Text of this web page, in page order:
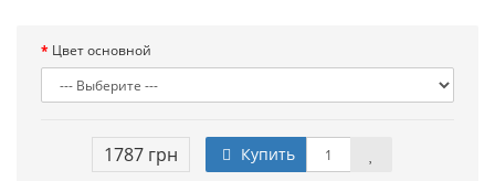
Цвет основной
1787 грн Купить